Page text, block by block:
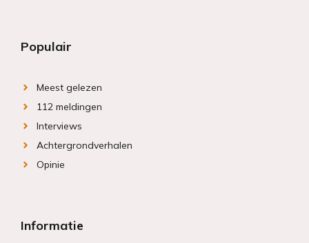
Populair
Meest gelezen
112 meldingen
Interviews
Achtergrondverhalen
Opinie
Informatie